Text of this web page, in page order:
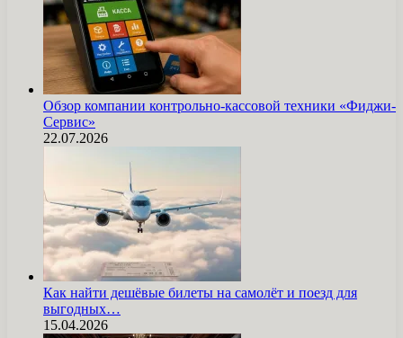
Обзор компании контрольно-кассовой техники «Фиджи-
Сервис»
22.07.2026
Как найти дешёвые билеты на самолёт и поезд для
выгодных…
15.04.2026